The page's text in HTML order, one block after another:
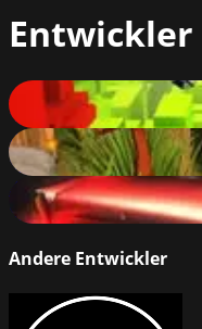
Entwickler
Voxel Fly
68
Froggie Jump
64%
Zombie Show
67%
Andere Entwickler